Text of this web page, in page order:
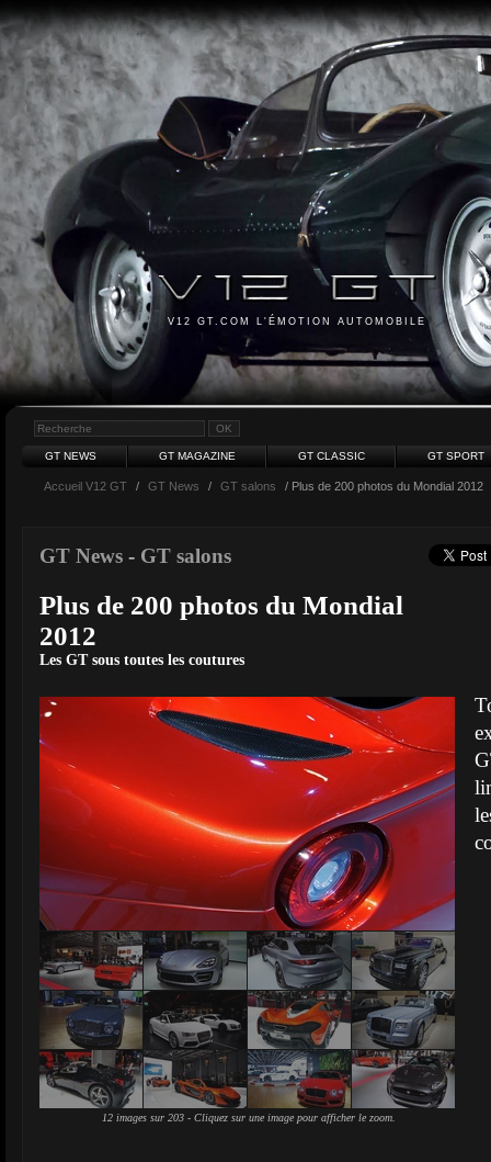
V12 GT.COM L'ÉMOTION AUTOMOBILE
GT NEWS GT MAGAZINE GT CLASSIC GT SPORT
Accueil V12 GT / GT News / GT salons / Plus de 200 photos du Mondial 2012
GT News - GT salons
Plus de 200 photos du Mondial
2012
Les GT sous toutes les coutures
12 images sur 203 - Cliquez sur une image pour afficher le zoom.